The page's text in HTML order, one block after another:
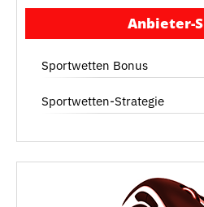
Anbieter-
Sportwetten Bonus
Sportwetten-Strategie